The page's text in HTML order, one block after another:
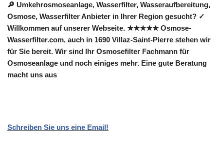
🔎 Umkehrosmoseanlage, Wasserfilter, Wasseraufbereitung,
Osmose, Wasserfilter Anbieter in Ihrer Region gesucht? ✓
Willkommen auf unserer Webseite. ★★★★★ Osmose-
Wasserfilter.com, auch in 1690 Villaz-Saint-Pierre stehen wir
für Sie bereit. Wir sind Ihr Osmosefilter Fachmann für
Osmoseanlage und noch einiges mehr. Eine gute Beratung
macht uns aus
Schreiben Sie uns eine Email!